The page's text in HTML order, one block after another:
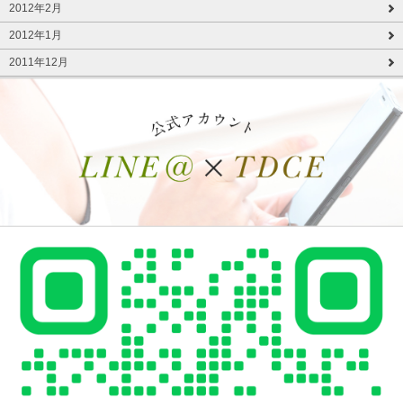
2012年2月
2012年1月
2011年12月